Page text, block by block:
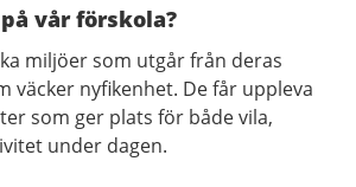
vår förskola?
miljöer som utgår från deras
väcker nyfikenhet. De får uppleva
som ger plats för både vila,
under dagen.